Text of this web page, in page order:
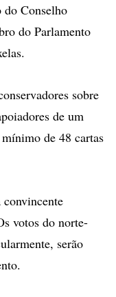
do Conselho
do Parlamento
sobre
de um
de 48 cartas
votos do norte-
serão